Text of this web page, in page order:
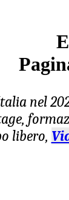
nel
libero,